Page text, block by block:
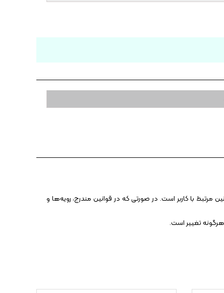
مرتبط با کاربر است. در صورتی که در قوانین مندرج، رویه‏‌ها و
تغییر است.